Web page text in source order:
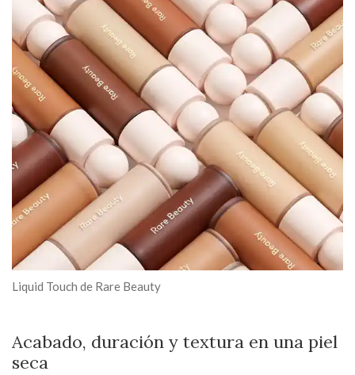
Liquid Touch de Rare Beauty
Acabado, duración y textura en una piel
seca